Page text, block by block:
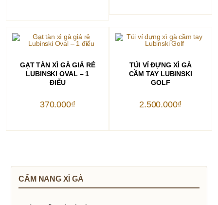
THÊM VÀO GIỎ HÀNG
GẠT TÀN XÌ GÀ GIÁ RẺ
LUBINSKI OVAL – 1
ĐIẾU
370.000₫
THÊM VÀO GIỎ HÀNG
TÚI VÍ ĐỰNG XÌ GÀ
CẦM TAY LUBINSKI
GOLF
2.500.000₫
CẨM NANG XÌ GÀ